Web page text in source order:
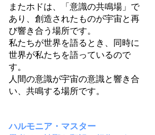
またホドは、「意識の共鳴場」で
あり、創造されたものが宇宙と再
び響き合う場所です。
私たちが世界を語るとき、同時に
世界が私たちを語っているので
す。
人間の意識が宇宙の意識と響き合
い、共鳴する場所です。
ハルモニア・マスター